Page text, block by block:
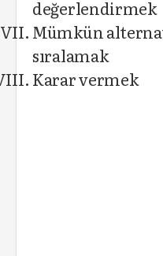
değerlendirmek
Mümkün
sıralamak
Karar vermek